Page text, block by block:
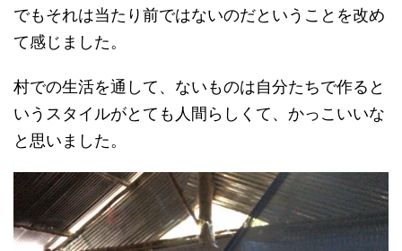
でもそれは当たり前ではないのだということを改め
て感じました。
村での生活を通して、ないものは自分たちで作ると
いうスタイルがとても人間らしくて、かっこいいな
と思いました。